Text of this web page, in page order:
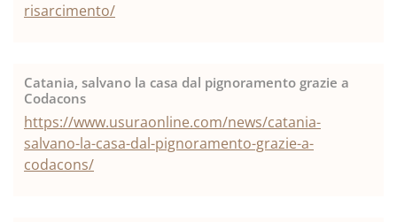
risarcimento/
Catania, salvano la casa dal pignoramento grazie a
Codacons
https://www.usuraonline.com/news/catania-
salvano-la-casa-dal-pignoramento-grazie-a-
codacons/